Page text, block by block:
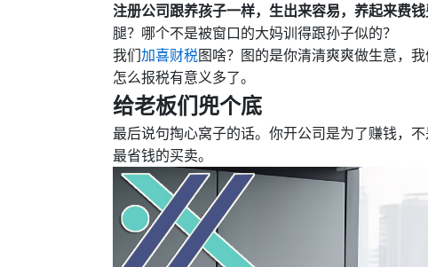
注册公司跟养孩子一样，生出来容易，养起来费钱
腿？哪个不是被窗口的大妈训得跟孙子似的？
我们加喜财税图啥？图的是你清清爽爽做生意，
怎么报税有意义多了。
给老板们兜个底
最后说句掏心窝子的话。你开公司是为了赚钱，
最省钱的买卖。